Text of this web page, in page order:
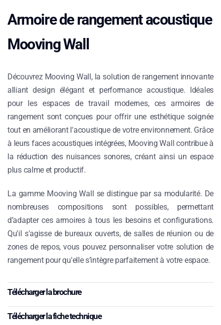
Armoire de rangement acoustique
Mooving Wall
Découvrez Mooving Wall, la solution de rangement innovante
alliant design élégant et performance acoustique. Idéales
pour les espaces de travail modernes, ces armoires de
rangement sont conçues pour offrir une esthétique soignée
tout en améliorant l'acoustique de votre environnement. Grâce
à leurs faces acoustiques intégrées, Mooving Wall contribue à
la réduction des nuisances sonores, créant ainsi un espace
plus calme et productif.
La gamme Mooving Wall se distingue par sa modularité. De
nombreuses compositions sont possibles, permettant
d’adapter ces armoires à tous les besoins et configurations.
Qu'il s'agisse de bureaux ouverts, de salles de réunion ou de
zones de repos, vous pouvez personnaliser votre solution de
rangement pour qu'elle s’intègre parfaitement à votre espace.
Télécharger la brochure
Télécharger la fiche technique